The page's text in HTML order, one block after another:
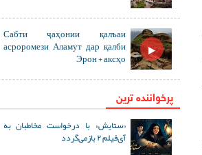
Сабти ҷаҳонии қалъаи
асроромези Аламут дар қалби
Эрон + аксҳо
پرخواننده ترین
«ستایش» با درخواست مخاطبان به
آی‌فیلم ۲ بازمی‌گردد